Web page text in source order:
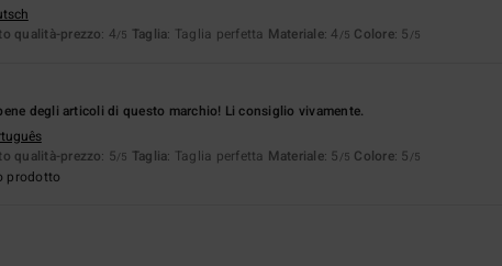
qualità-prezzo: 4/5 Taglia: Taglia perfetta Materiale: 4 /5 Colore: 5 /5
degli articoli di questo marchio! Li consiglio vivamente.
qualità-prezzo: 5/5 Taglia: Taglia perfetta Materiale: 5 /5 Colore: 5 /5
prodotto